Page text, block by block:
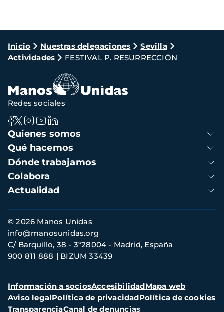
Ruta
de
navegación
Inicio Nuestras delegaciones
Sevilla
Actividades
FESTIVAL P. RESURRECCIÓN
Navegación
principal
Quienes somos
Qué hacemos
Dónde trabajamos
Colabora
Actualidad
Redes sociales
Información
de
contacto
© 2026 Manos Unidas
C/ Barquillo, 38 - 3º28004 - Madrid, España
900 811 888
BIZUM 33439
info@manosunidas.org
Menú
secundario
Información a sociosAccesibilidadMapa web
Aviso legalPolítica de privacidadPolítica de cookies
TransparenciaCanal de denuncias